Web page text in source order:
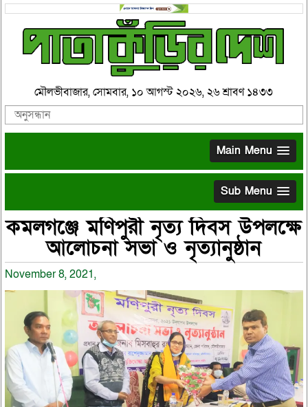
মৌলভীবাজার, সোমবার, ১০ আগস্ট ২০২৬, ২৬ শ্রাবণ ১৪৩৩
Main Menu
Sub Menu
কমলগঞ্জে মণিপুরী নৃত্য দিবস উপলক্ষে
আলোচনা সভা ও নৃত্যানুষ্ঠান
November 8, 2021,